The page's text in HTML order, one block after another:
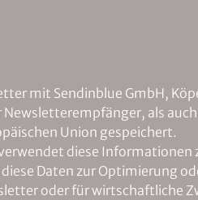
mit Sendinblue GmbH,
als
Union gespeichert.
diese
Daten zur Optimierung
oder für wirtschaftliche